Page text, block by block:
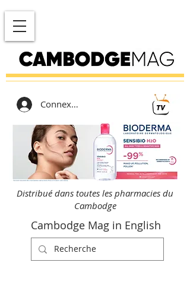
Connexion
Distribué dans toutes les pharmacies du
Cambodge
Cambodge Mag in English